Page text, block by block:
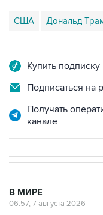
США Дональд
Купить
Подписаться на
Получать
канале
В МИРЕ
06:57, 7 августа 2026